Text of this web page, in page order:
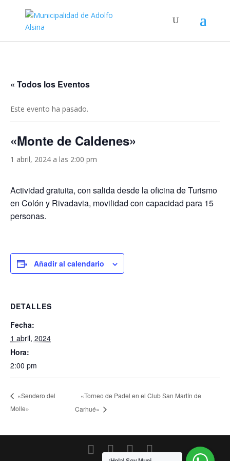
« Todos los Eventos
Este evento ha pasado.
«Monte de Caldenes»
1 abril, 2024 a las 2:00 pm
Actividad gratuita, con salida desde la oficina de Turismo
en Colón y Rivadavia, movilidad con capacidad para 15
personas.
Añadir al calendario
DETALLES
Fecha:
1 abril, 2024
Hora:
2:00 pm
«Sendero del
Molle»
«Torneo de Padel en el Club San Martín de
Carhué»